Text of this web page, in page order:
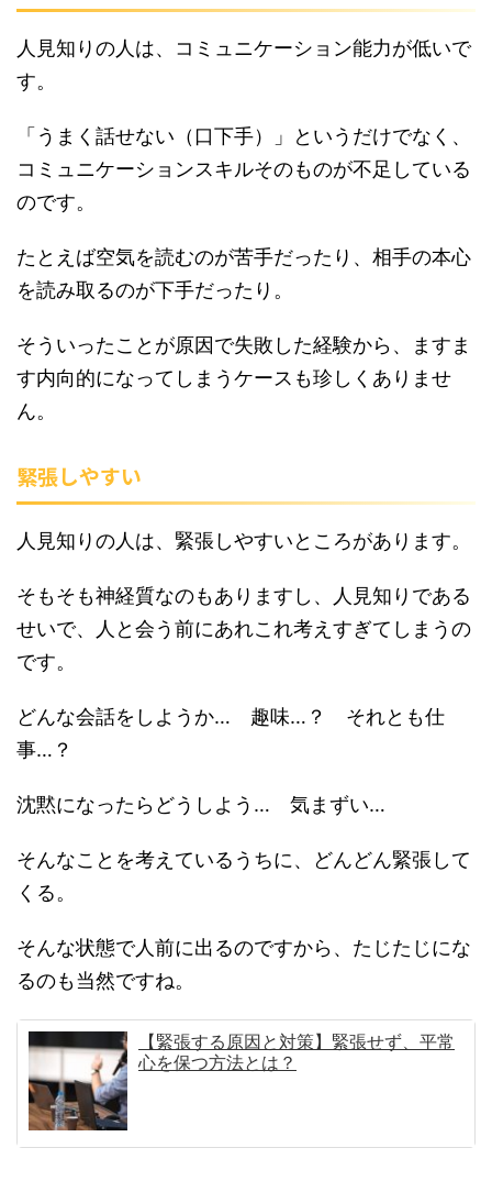
人見知りの人は、コミュニケーション能力が低いで
す。
「うまく話せない（口下手）」というだけでなく、
コミュニケーションスキルそのものが不足している
のです。
たとえば空気を読むのが苦手だったり、相手の本心
を読み取るのが下手だったり。
そういったことが原因で失敗した経験から、ますま
す内向的になってしまうケースも珍しくありませ
ん。
緊張しやすい
人見知りの人は、緊張しやすいところがあります。
そもそも神経質なのもありますし、人見知りである
せいで、人と会う前にあれこれ考えすぎてしまうの
です。
どんな会話をしようか… 趣味…？ それとも仕
事…？
沈黙になったらどうしよう… 気まずい…
そんなことを考えているうちに、どんどん緊張して
くる。
そんな状態で人前に出るのですから、たじたじにな
るのも当然ですね。
【緊張する原因と対策】緊張せず、平常
心を保つ方法とは？